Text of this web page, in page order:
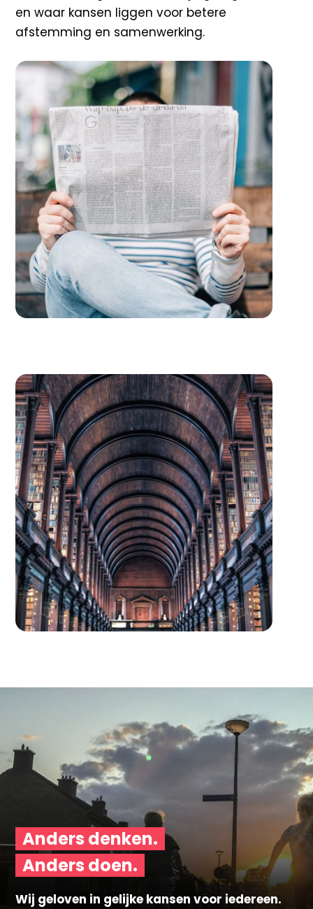
en waar kansen liggen voor betere
afstemming en samenwerking.
Wij geloven in gelijke kansen voor iedereen.
Anders denken.
Anders doen.